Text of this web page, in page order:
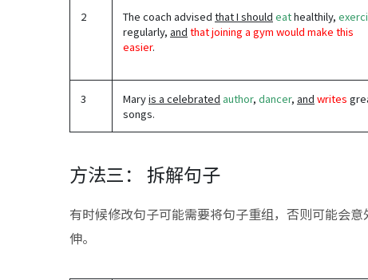
2 The coach advised that I should eathealthily,
regularly, and that joining a gym would make this
easier.
3 Maryis a celebrated author, dancer, and writes
songs.
方法三： 拆解句子
有时候修改句子可能需要将句子重组，否则可能会
伸。